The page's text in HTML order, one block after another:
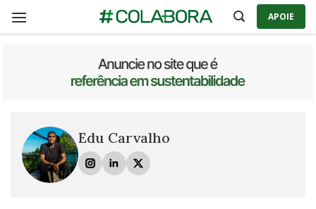
APOIE
Edu Carvalho